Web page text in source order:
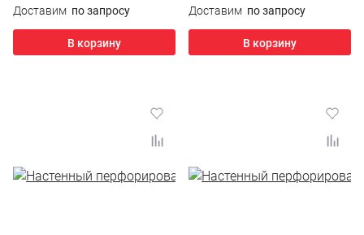
Доставим по запросу
В корзину
Доставим по запросу
В корзину